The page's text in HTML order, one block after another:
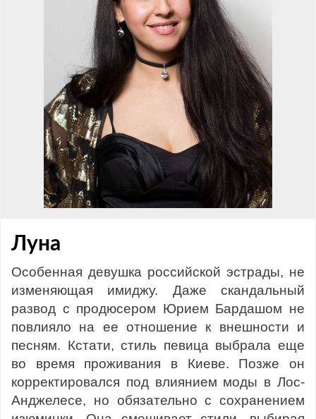
Луна
Особенная девушка российской эстрады, не
изменяющая имиджу. Даже скандальный
развод с продюсером Юрием Бардашом не
повлияло на ее отношение к внешности и
песням. Кстати, стиль певица выбрала еще
во время проживания в Киеве. Позже он
корректировался под влиянием моды в Лос-
Анджелесе, но обязательно с сохранением